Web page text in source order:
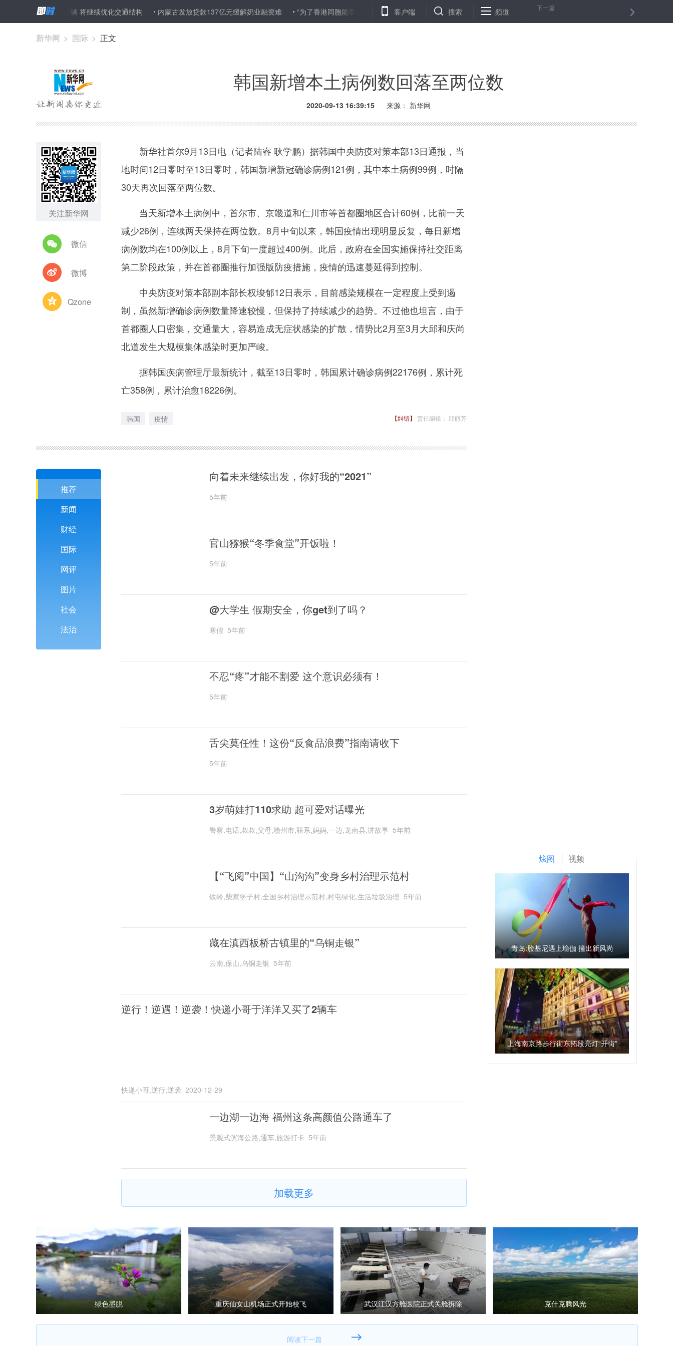
电动车逾35万辆 将继续优化交通结构 内蒙古发放贷款137亿元缓解奶业融资难 “为了香港同胞能早日摘下口罩自由呼吸”——内地核酸检测支援队员工作素描 从“世界工厂”到“设计之都”——文化力赋能“深圳
客户端 搜索 频道 下一篇
新华网 > 国际 > 正文
韩国新增本土病例数回落至两位数
2020-09-13 16:39:15 来源： 新华网
关注新华网
微信
微博
Qzone
新华社首尔9月13日电（记者陆睿 耿学鹏）据韩国中央防疫对策本部13日通报，当
地时间12日零时至13日零时，韩国新增新冠确诊病例121例，其中本土病例99例，时隔
30天再次回落至两位数。
当天新增本土病例中，首尔市、京畿道和仁川市等首都圈地区合计60例，比前一天
减少26例，连续两天保持在两位数。8月中旬以来，韩国疫情出现明显反复，每日新增
病例数均在100例以上，8月下旬一度超过400例。此后，政府在全国实施保持社交距离
第二阶段政策，并在首都圈推行加强版防疫措施，疫情的迅速蔓延得到控制。
中央防疫对策本部副本部长权埈郁12日表示，目前感染规模在一定程度上受到遏
制，虽然新增确诊病例数量降速较慢，但保持了持续减少的趋势。不过他也坦言，由于
首都圈人口密集，交通量大，容易造成无症状感染的扩散，情势比2月至3月大邱和庆尚
北道发生大规模集体感染时更加严峻。
据韩国疾病管理厅最新统计，截至13日零时，韩国累计确诊病例22176例，累计死
亡358例，累计治愈18226例。
韩国 疫情 【纠错】 责任编辑： 邱丽芳
推荐
新闻
财经
国际
网评
图片
社会
法治
向着未来继续出发，你好我的“2021”
5年前
官山猕猴“冬季食堂”开饭啦！
5年前
@大学生 假期安全，你get到了吗？
寒假 5年前
不忍“疼”才能不割爱 这个意识必须有！
5年前
舌尖莫任性！这份“反食品浪费”指南请收下
5年前
3岁萌娃打110求助 超可爱对话曝光
警察,电话,叔叔,父母,赣州市,联系,妈妈,一边,龙南县,讲故事 5年前
【“飞阅”中国】“山沟沟”变身乡村治理示范村
铁岭,柴家堡子村,全国乡村治理示范村,村屯绿化,生活垃圾治理 5年前
藏在滇西板桥古镇里的“乌铜走银”
云南,保山,乌铜走银 5年前
逆行！逆遇！逆袭！快递小哥于洋洋又买了2辆车
快递小哥,逆行,逆袭 2020-12-29
一边湖一边海 福州这条高颜值公路通车了
景观式滨海公路,通车,旅游打卡 5年前
加载更多
炫图 视频
青岛:脸基尼遇上瑜伽 撞出新风尚
上海南京路步行街东拓段亮灯“开街”
绿色墨脱 重庆仙女山机场正式开始校飞 武汉江汉方舱医院正式关舱拆除 克什克腾风光